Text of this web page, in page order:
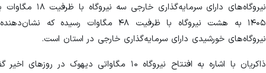
نیروگاه‌های دارای
نیروگاه‌های خورشیدی دارای سرمایه‌گذاری خارجی در استان است.
ذاکریان با اشاره به افتتاح نیروگاه ۱۰ مگاواتی